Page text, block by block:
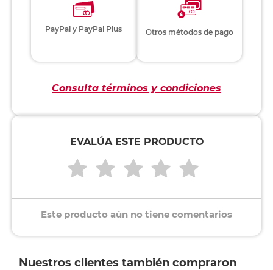
PayPal y PayPal Plus Otros métodos de pago
Consulta términos y condiciones
EVALÚA ESTE PRODUCTO
Este producto aún no tiene comentarios
Nuestros clientes también compraron